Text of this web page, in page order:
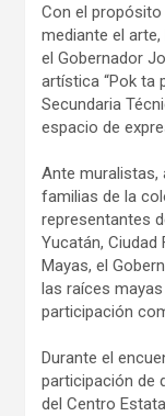
Con el
mediante el
el Gobernador
artística “Pok ta
Secundaria
espacio de
Ante muralistas,
familias de la
representantes
Yucatán, Ciudad
Mayas, el
las raíces
participación
Durante el
participación de
del Centro